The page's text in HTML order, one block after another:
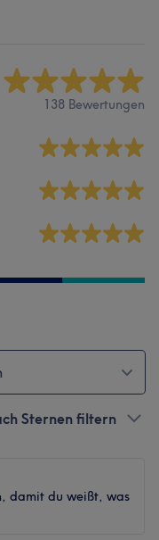
138 Bewertungen
Sternen filtern
damit du weißt, was